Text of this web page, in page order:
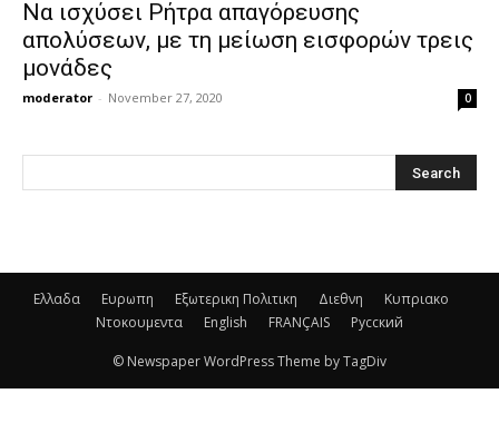
Να ισχύσει Ρήτρα απαγόρευσης
απολύσεων, με τη μείωση εισφορών τρεις
μονάδες
moderator - November 27, 2020 0
Ελλαδα Ευρωπη Εξωτερικη Πολιτικη Διεθνη
Κυπριακο
Ντοκουμεντα
English FRANÇAIS Русский
© Newspaper WordPress Theme by TagDiv